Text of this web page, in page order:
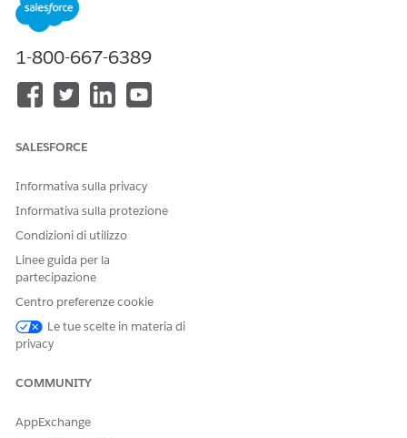
Disponibile in: versioni
componente aggiuntivo Agentforce per Automotive o
Richiede che ogni utente disponga del componente
aggiuntivo Agentforce per Automotive per accedere
QUESTO ARTICOLO HA RISOLTO IL PROBLEMA?
Facci sapere, così possiamo migliorare!
1-800-667-6389
SALESFORCE
Informativa sulla privacy
Informativa sulla protezione
Condizioni di utilizzo
Linee guida per la
partecipazione
Centro preferenze cookie
Le tue scelte in materia di
privacy
COMMUNITY
AppExchange